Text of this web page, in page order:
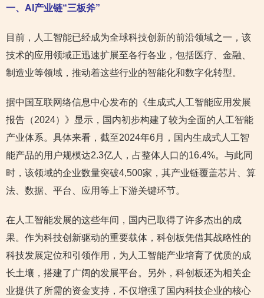
一、AI产业链“三板斧”
目前，人工智能已经成为全球科技创新的前沿领域之一，该
技术的应用领域正迅速扩展至各行各业，包括医疗、金融、
制造业等领域，推动着这些行业的智能化和数字化转型。
据中国互联网络信息中心发布的《生成式人工智能应用发展
报告（2024）》显示，国内初步构建了较为全面的人工智能
产业体系。具体来看，截至2024年6月，国内生成式人工智
能产品的用户规模达2.3亿人，占整体人口的16.4%。与此同
时，该领域的企业数量突破4,500家，其产业链覆盖芯片、算
法、数据、平台、应用等上下游关键环节。
在人工智能发展的这些年间，国内已取得了许多杰出的成
果。作为科技创新驱动的重要载体，科创板凭借其战略性的
科技发展定位和引领作用，为人工智能产业培育了优质的成
长土壤，搭建了广阔的发展平台。另外，科创板还为相关企
业提供了所需的资金支持，不仅增强了国内科技企业的核心